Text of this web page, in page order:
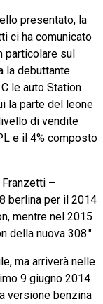
presentato, la
ci ha comunicato
particolare sul
la debuttante
le auto Station
la parte del leone
di vendite
e il 4% composto
–
berlina per il 2014
mentre nel 2015
della nuova 308."
ma arriverà nelle
9 giugno 2014
versione benzina